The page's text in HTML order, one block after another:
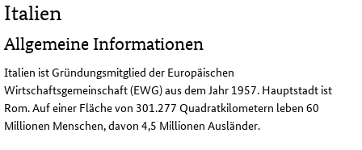
Italien
Allgemeine Informationen
Italien ist Gründungsmitglied der Europäischen
Wirtschaftsgemeinschaft (EWG) aus dem Jahr 1957. Hauptstadt ist
Rom. Auf einer Fläche von 301.277 Quadratkilometern leben 60
Millionen Menschen, davon 4,5 Millionen Ausländer.